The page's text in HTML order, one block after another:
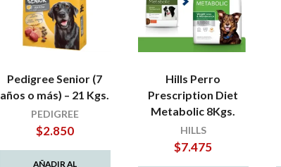
Pedigree Senior (7
años o más) – 21 Kgs.
PEDIGREE
$2.850
AÑADIR AL
Hills Perro
Prescription Diet
Metabolic 8Kgs.
HILLS
$7.475